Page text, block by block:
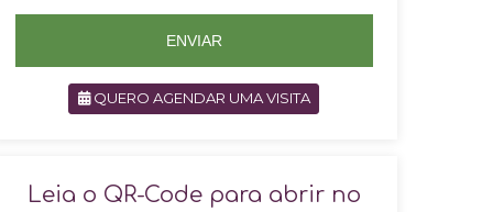
5
ENVIAR
QUERO AGENDAR UMA VISITA
Leia o QR-Code para abrir no